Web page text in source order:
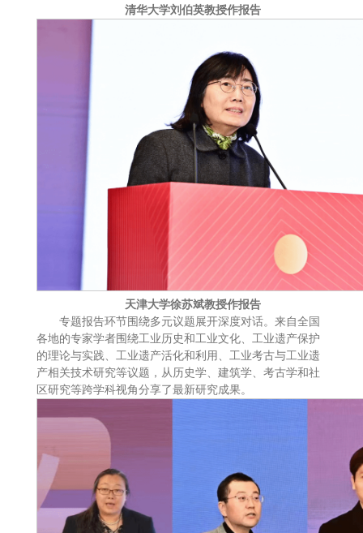
清华大学刘伯英教授作报告
天津大学徐苏斌教授作报告
专题报告环节围绕多元议题展开深度对话。来自全国
各地的专家学者围绕工业历史和工业文化、工业遗产保护
的理论与实践、工业遗产活化和利用、工业考古与工业遗
产相关技术研究等议题，从历史学、建筑学、考古学和社
区研究等跨学科视角分享了最新研究成果。